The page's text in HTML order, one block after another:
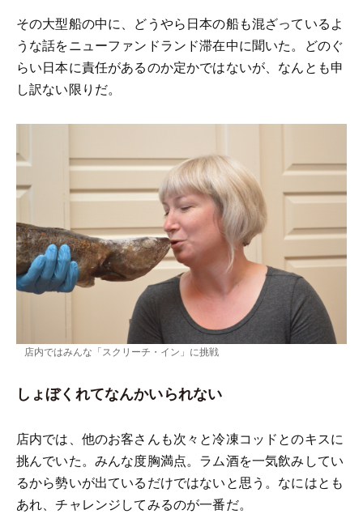
その大型船の中に、どうやら日本の船も混ざっているよ
うな話をニューファンドランド滞在中に聞いた。どのぐ
らい日本に責任があるのか定かではないが、なんとも申
し訳ない限りだ。
店内ではみんな「スクリーチ・イン」に挑戦
しょぼくれてなんかいられない
店内では、他のお客さんも次々と冷凍コッドとのキスに
挑んでいた。みんな度胸満点。ラム酒を一気飲みしてい
るから勢いが出ているだけではないと思う。なにはとも
あれ、チャレンジしてみるのが一番だ。